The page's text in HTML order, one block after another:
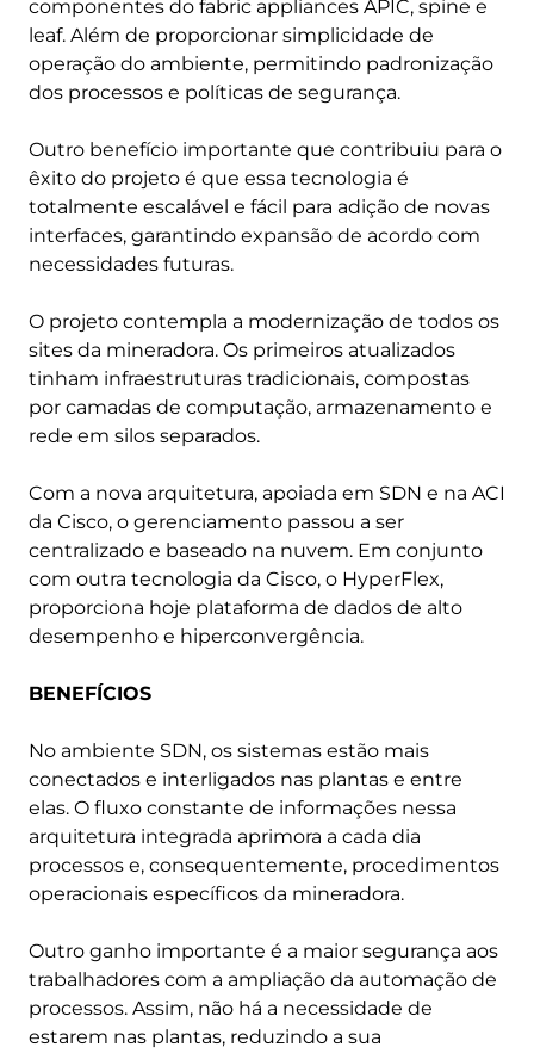
componentes do fabric appliances APIC, spine e
leaf. Além de proporcionar simplicidade de
operação do ambiente, permitindo padronização
dos processos e políticas de segurança.
Outro benefício importante que contribuiu para o
êxito do projeto é que essa tecnologia é
totalmente escalável e fácil para adição de novas
interfaces, garantindo expansão de acordo com
necessidades futuras.
O projeto contempla a modernização de todos os
sites da mineradora. Os primeiros atualizados
tinham infraestruturas tradicionais, compostas
por camadas de computação, armazenamento e
rede em silos separados.
Com a nova arquitetura, apoiada em SDN e na ACI
da Cisco, o gerenciamento passou a ser
centralizado e baseado na nuvem. Em conjunto
com outra tecnologia da Cisco, o HyperFlex,
proporciona hoje plataforma de dados de alto
desempenho e hiperconvergência.
BENEFÍCIOS
No ambiente SDN, os sistemas estão mais
conectados e interligados nas plantas e entre
elas. O fluxo constante de informações nessa
arquitetura integrada aprimora a cada dia
processos e, consequentemente, procedimentos
operacionais específicos da mineradora.
Outro ganho importante é a maior segurança aos
trabalhadores com a ampliação da automação de
processos. Assim, não há a necessidade de
estarem nas plantas, reduzindo a sua